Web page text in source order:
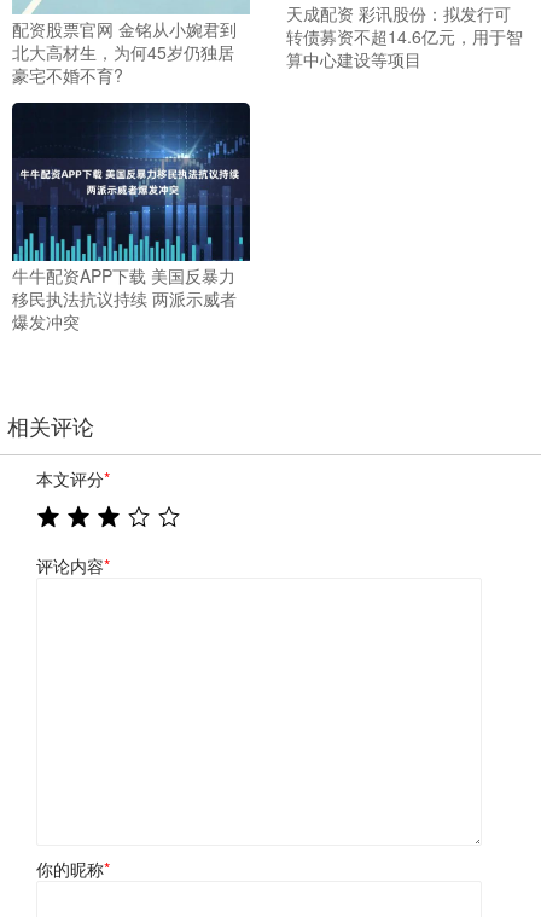
配资股票官网 金铭从小婉君到
北大高材生，为何45岁仍独居
豪宅不婚不育?
天成配资 彩讯股份：拟发行可
转债募资不超14.6亿元，用于智
算中心建设等项目
牛牛配资APP下载 美国反暴力
移民执法抗议持续 两派示威者
爆发冲突
相关评论
本文评分*
评论内容*
你的昵称*